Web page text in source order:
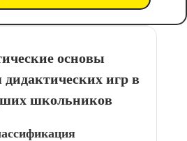
основы
дидактических игр в
школьников